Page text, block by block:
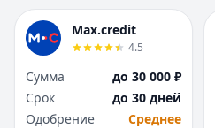
Max.credit
4.5
Сумма
до 30 000 ₽
Срок
до 30 дней
Одобрение
Среднее